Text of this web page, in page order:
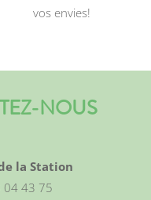
vos envies!
NOUS
la Station
04 43 75